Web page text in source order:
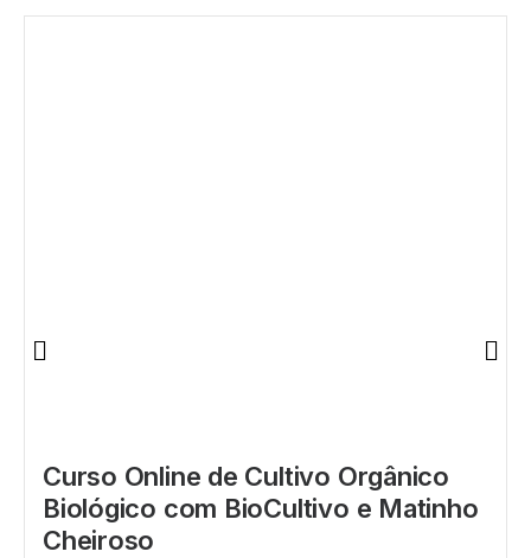
Curso Online de Cultivo Orgânico
Biológico com BioCultivo e Matinho
Cheiroso